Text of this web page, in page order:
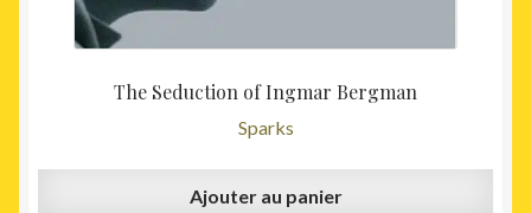
The Seduction of Ingmar Bergman
Sparks
Ajouter au panier